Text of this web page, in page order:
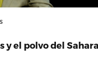
y el polvo del Sahara